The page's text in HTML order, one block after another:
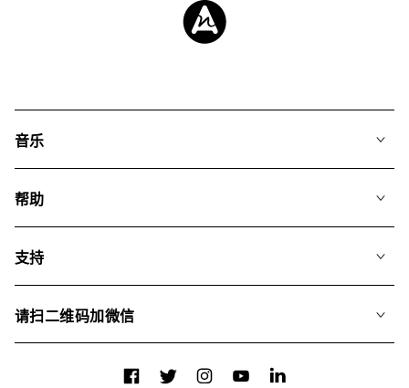
音乐
搜索
专辑
帮助
我们如何运用AI
支持
关于我们
请扫二维码加微信
FacebookTwitterInstagramYouTubeLinkedIn